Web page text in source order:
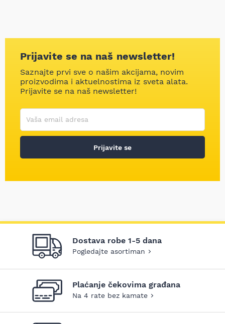
Prijavite se na naš newsletter!
Saznajte prvi sve o našim akcijama, novim
proizvodima i aktuelnostima iz sveta alata.
Prijavite se na naš newsletter!
Korisničko ime
Vaša email adresa
Prijavite se
Dostava robe 1-5 dana
Pogledajte asortiman
Plaćanje čekovima građana
Na 4 rate bez kamate